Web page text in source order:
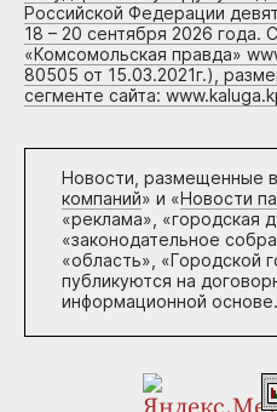
Российской Федерации
18 – 20 сентября 2026 года.
«Комсомольская правда»
80505 от 15.03.2021г.),
сегменте сайта:
Новости, размещенные
компаний» и «Новости
«реклама», «городская
«законодательное
«область», «Городской
публикуются на
информационной основе.